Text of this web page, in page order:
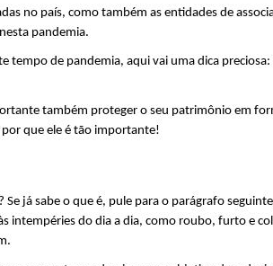
no país, como também as entidades de
pandemia.
tempo de pandemia, aqui vai uma dica
também proteger o seu patrimônio em
por que ele é tão importante!
já sabe o que é, pule para o parágrafo
intempéries do dia a dia, como roubo, furto e